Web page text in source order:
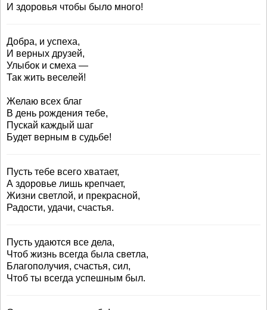
И здоровья чтобы было много!
Добра, и успеха,
И верных друзей,
Улыбок и смеха —
Так жить веселей!
Желаю всех благ
В день рождения тебе,
Пускай каждый шаг
Будет верным в судьбе!
Пусть тебе всего хватает,
А здоровье лишь крепчает,
Жизни светлой, и прекрасной,
Радости, удачи, счастья.
Пусть удаются все дела,
Чтоб жизнь всегда была светла,
Благополучия, счастья, сил,
Чтоб ты всегда успешным был.